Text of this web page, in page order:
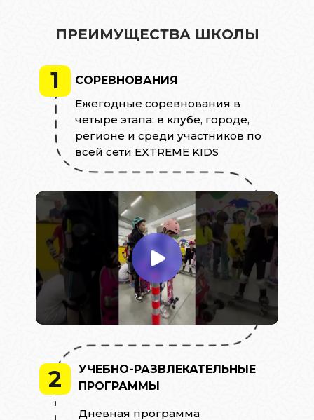
ПРЕИМУЩЕСТВА ШКОЛЫ
1
2
СОРЕВНОВАНИЯ
Ежегодные соревнования в
четыре этапа: в клубе, городе,
регионе и среди участников по
всей сети EXTREME KIDS
УЧЕБНО-РАЗВЛЕКАТЕЛЬНЫЕ
ПРОГРАММЫ
Дневная программа